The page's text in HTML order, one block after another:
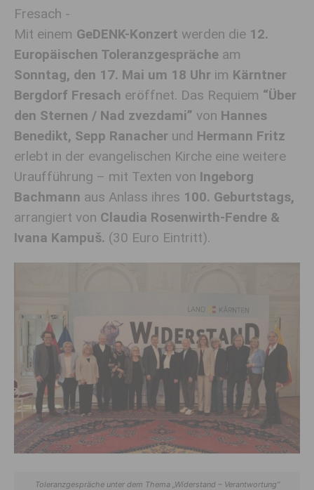
Fresach -
Mit einem GeDENK-Konzert werden die 12.
Europäischen Toleranzgespräche am
Sonntag, den 17. Mai um 18 Uhr im Kärntner
Bergdorf Fresach eröffnet. Das Requiem “Über
den Sternen / Nad zvezdami” von Hannes
Benedikt, Sepp Ranacher und Hermann Fritz
erlebt in der evangelischen Kirche eine weitere
Uraufführung – mit Texten von Ingeborg
Bachmann aus Anlass ihres 100. Geburtstags,
arrangiert von Claudia Rosenwirth-Fendre &
Ivana Kampuš. (30 Euro Eintritt).
Toleranzgespräche unter dem Thema „Widerstand – Verantwortung“